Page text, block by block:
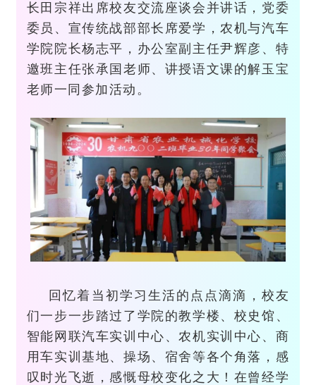
长田宗祥出席校友交流座谈会并讲话，党委
委员、宣传统战部部长席爱学，农机与汽车
学院院长杨志平， 办公室副主任尹辉彦、 特
邀班主任张承国老师、讲授语文课的解玉宝
老师一同参加活动。
回忆着当初学习生活的点点滴滴，校友
们一步一步踏过了学院的教学楼、校史馆、
智能网联汽车实训中心、农机实训中心、商
用车实训基地、操场、宿舍等各个角落，感
叹时光飞逝，感慨母校变化之大！在曾经学